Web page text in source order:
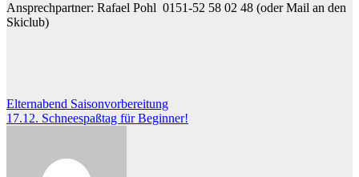
Ansprechpartner: Rafael Pohl 0151-52 58 02 48 (oder Mail an den
Skiclub)
Beitragsnavigation
Elternabend Saisonvorbereitung
17.12. Schneespaßtag für Beginner!